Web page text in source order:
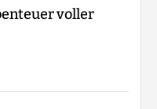
voller